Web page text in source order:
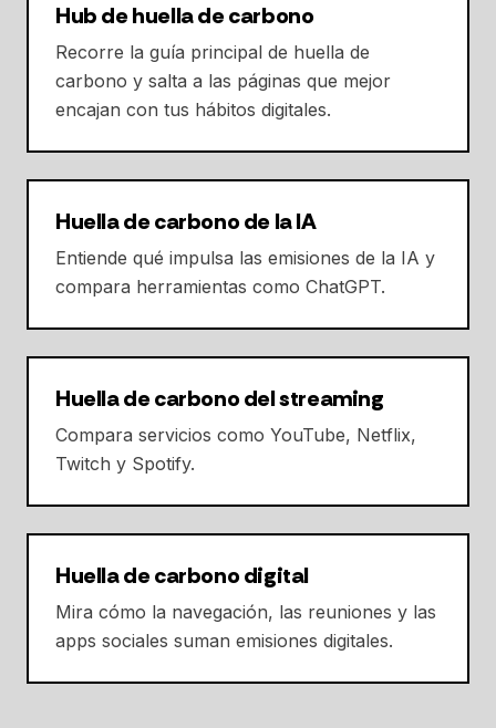
Hub de huella de carbono
Recorre la guía principal de huella de
carbono y salta a las páginas que mejor
encajan con tus hábitos digitales.
Huella de carbono de la IA
Entiende qué impulsa las emisiones de la IA y
compara herramientas como ChatGPT.
Huella de carbono del streaming
Compara servicios como YouTube, Netflix,
Twitch y Spotify.
Huella de carbono digital
Mira cómo la navegación, las reuniones y las
apps sociales suman emisiones digitales.